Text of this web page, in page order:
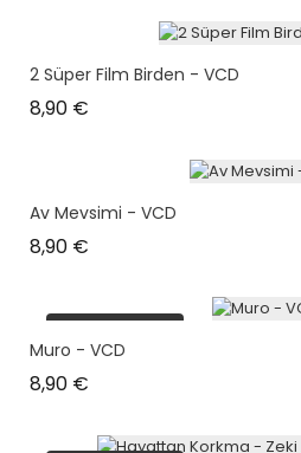
2 Süper Film Birden - VCD
8,90 €
Av Mevsimi - VCD
8,90 €
plus en stock
Muro - VCD
8,90 €